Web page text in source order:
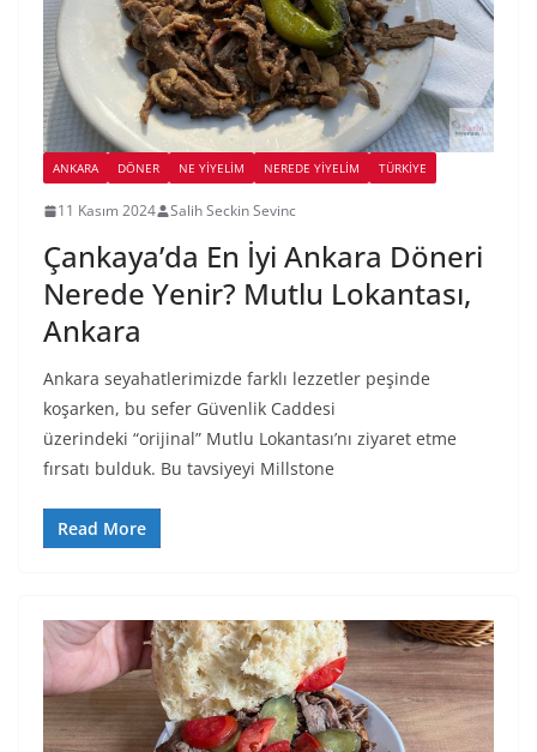
ANKARA DÖNER NE YİYELİM NEREDE YİYELİM TÜRKIYE
11 Kasım 2024 Salih Seckin Sevinc
Çankaya’da En İyi Ankara Döneri
Nerede Yenir? Mutlu Lokantası,
Ankara
Ankara seyahatlerimizde farklı lezzetler peşinde
koşarken, bu sefer Güvenlik Caddesi
üzerindeki “orijinal” Mutlu Lokantası’nı ziyaret etme
fırsatı bulduk. Bu tavsiyeyi Millstone
Read More